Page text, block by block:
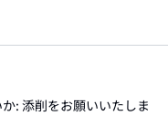
: 添削をお願いいたしま